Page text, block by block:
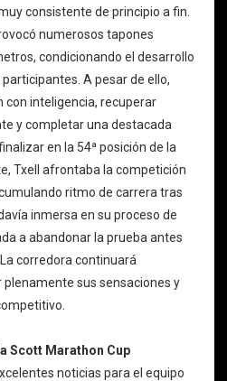
consistente de principio a fin.
numerosos tapones
condicionando el desarrollo
A pesar de ello,
con inteligencia, recuperar
y completar una destacada
en la 54ª posición de la
Txell afrontaba la competición
ritmo de carrera tras
inmersa en su proceso de
a abandonar la prueba antes
corredora continuará
sus sensaciones y
Scott Marathon Cup
noticias para el equipo